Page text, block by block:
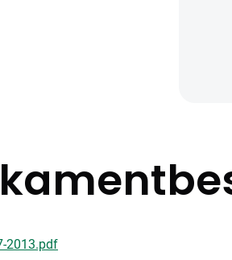
2013.pdf